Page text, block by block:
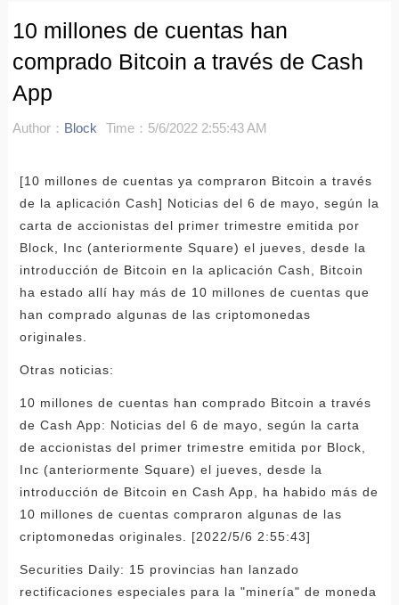
10 millones de cuentas han
comprado Bitcoin a través de Cash
App
Author： Block Time：5/6/2022 2:55:43 AM
[10 millones de cuentas ya compraron Bitcoin a través
de la aplicación Cash] Noticias del 6 de mayo, según la
carta de accionistas del primer trimestre emitida por
Block, Inc (anteriormente Square) el jueves, desde la
introducción de Bitcoin en la aplicación Cash, Bitcoin
ha estado allí hay más de 10 millones de cuentas que
han comprado algunas de las criptomonedas
originales.
Otras noticias:
10 millones de cuentas han comprado Bitcoin a través
de Cash App: Noticias del 6 de mayo, según la carta
de accionistas del primer trimestre emitida por Block,
Inc (anteriormente Square) el jueves, desde la
introducción de Bitcoin en Cash App, ha habido más de
10 millones de cuentas compraron algunas de las
criptomonedas originales. [2022/5/6 2:55:43]
Securities Daily: 15 provincias han lanzado
rectificaciones especiales para la "minería" de moneda